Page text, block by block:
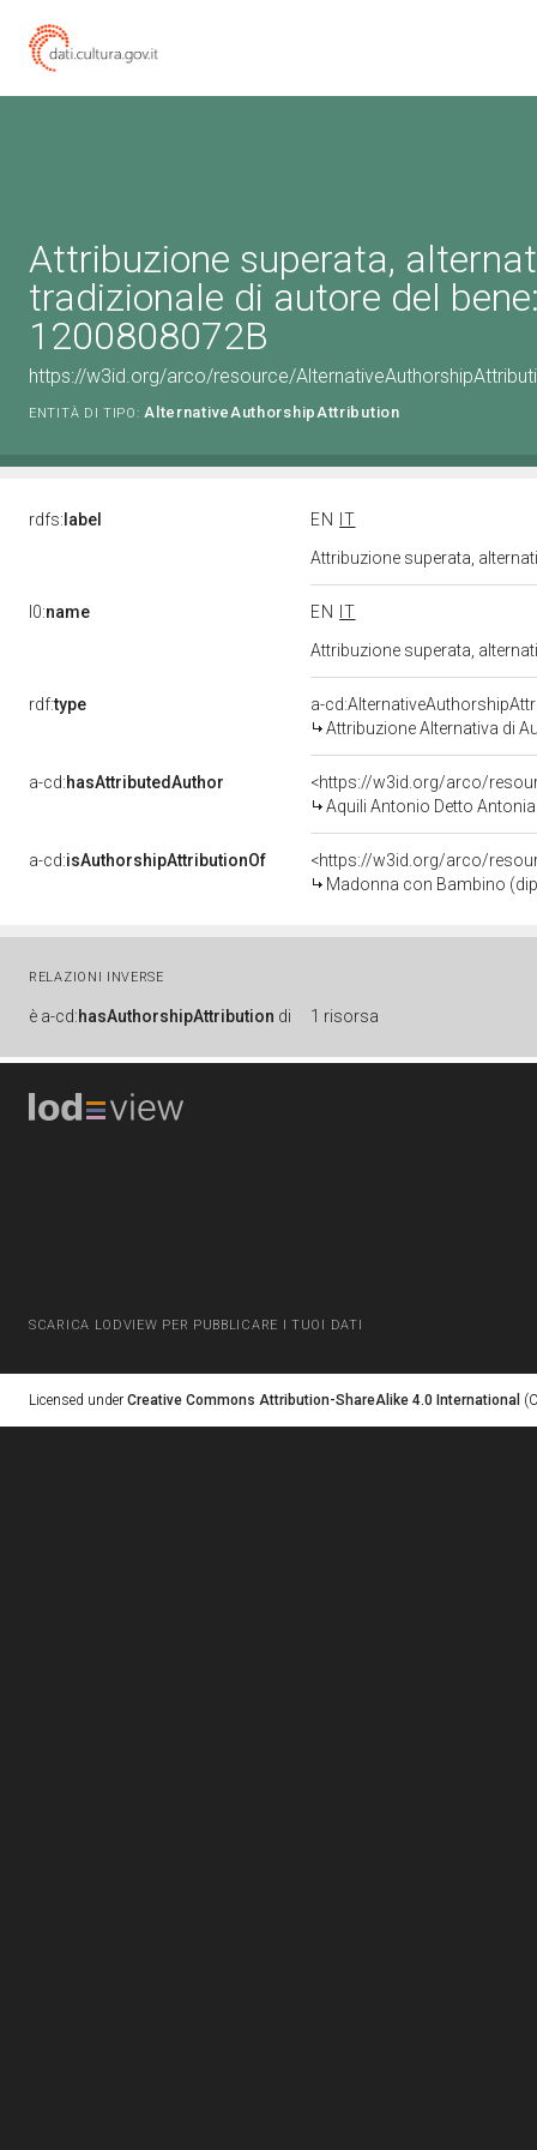
Attribuzione superata,
tradizionale di autore del
1200808072B
https://w3id.org/arco/resource/
ENTITÀ DI TIPO: AlternativeAuthorshipAttribution
rdfs: label EN
IT
Attribuzione superata,
l0:name EN
IT
Attribuzione superata,
rdf:type
a-
Attribuzione Alternativa di
a-cd:hasAttributedAuthor
<https://w3id.org/arco/
Aquili Antonio Detto
a-cd:isAuthorshipAttributionOf
<https://w3id.org/arco/
Madonna con Bambino
RELAZIONI INVERSE
è a-cd:hasAuthorshipAttribution di 1 risorsa
SCARICA LODVIEW PER PUBBLICARE I TUOI DATI
Licensed under Creative Commons Attribution-ShareAlike 4.0 International